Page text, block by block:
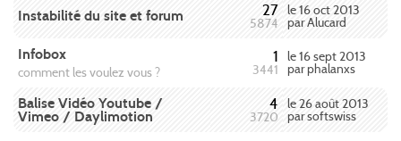
Instabilité du site et forum 27
5874
le 16 oct 2013
par Alucard
Infobox
comment les voulez vous ?
1
3441
le 16 sept 2013
par phalanxs
Balise Vidéo Youtube /
Vimeo / Daylimotion
4
3720
le 26 août 2013
par softswiss